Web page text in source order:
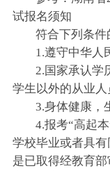
试报名须知
符合下列条件
1.遵守中华人
2.国家承认学
学生以外的从业人
3.身体健康，
4.报考“高起
学校毕业或者具
是已取得经教育部